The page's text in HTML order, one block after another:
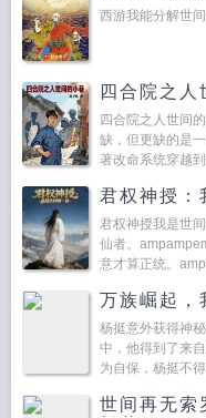
西游我能分解世
四合院之人
四合院之人世间
缺，但更缺的是
著改命系统穿越
君权神授：
君权神授我是世
仙者。
意才算正统。
万族崛起，
杨挺意外获得神
中，他得到了来
为自保，杨挺不
界里探险...
世间再无